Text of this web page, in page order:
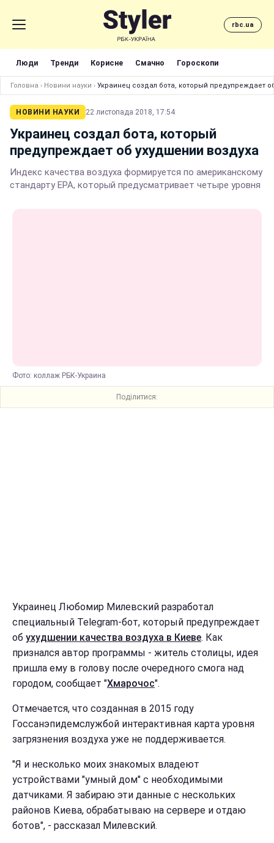
rbc.ua
Люди Тренди Корисне Смачно Гороскопи
Головна › Новини науки › Украинец создал бота, который предупреждает
НОВИНИ НАУКИ 22 листопада 2018, 17:54
Украинец создал бота, который
предупреждает об ухудшении воздуха
Индекс качества воздуха формируется по американскому
стандарту EPA, который предусматривает четыре уровня
Фото: коллаж РБК-Украина
Поділитися:
Украинец Любомир Милевский разработал
специальный Telegram-бот, который предупреждает
об ухудшении качества воздуха в Киеве. Как
признался автор программы - житель столицы, идея
пришла ему в голову после очередного смога над
городом, сообщает "Хмарочос".
Отмечается, что созданная в 2015 году
Госсанэпидемслужбой интерактивная карта уровня
загрязнения воздуха уже не поддерживается.
"Я и несколько моих знакомых владеют
устройствами "умный дом" с необходимыми
датчиками. Я забираю эти данные с нескольких
районов Киева, обрабатываю на сервере и отдаю
ботов", - рассказал Милевский.